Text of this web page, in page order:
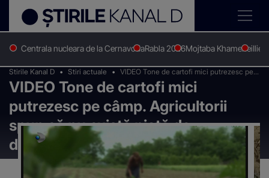
Centrala nucleara de la CernavodaRabla 2026Mojtaba KhameneiIlie
Stirile Kanal D Stiri actuale
VIDEO Tone de cartofi mici putrezesc pe
câmp. Agricultorii spun că nu există piață
de desfacere
VIDEO Tone de cartofi mici
putrezesc pe câmp. Agricultorii
spun că nu există piață de
desfacere